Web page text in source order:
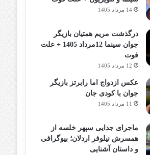
14 مرداد 1405
درگذشت مریم همتیان بازیگر
جوان سینما 12مرداد 1405 + علت
فوت
12 مرداد 1405
عکس ازدواج اما رابرتز بازیگر
جوان با کودی جان
11 مرداد 1405
ماجرای جدایی سپهر خلسه از
همسرش نیلوفر اردلان؛ بیوگرافی
و داستان آشنایی